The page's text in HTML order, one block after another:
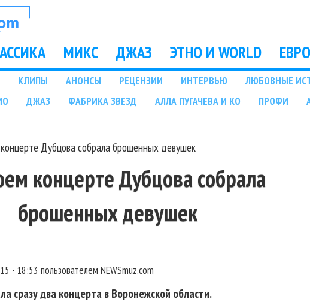
МИКС ДЖАЗ ЭТНО И WORLD
КЛИПЫ АНОНСЫ РЕЦЕНЗИИ ИНТЕРВЬЮ ЛЮБОВНЫЕ
ДЖАЗ ФАБРИКА ЗВЕЗД АЛЛА ПУГАЧЕВА И КО ПРОФИ
Дубцова собрала брошенных девушек
концерте Дубцова собрала
брошенных девушек
- 18:53 пользователем NEWSmuz.com
сразу два концерта в Воронежской области.